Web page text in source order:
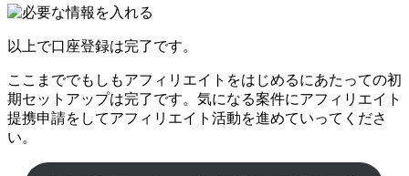
以上で口座登録は完了です。
ここまででもしもアフィリエイトをはじめるにあたっての初
期セットアップは完了です。気になる案件にアフィリエイト
提携申請をしてアフィリエイト活動を進めていってくださ
い。